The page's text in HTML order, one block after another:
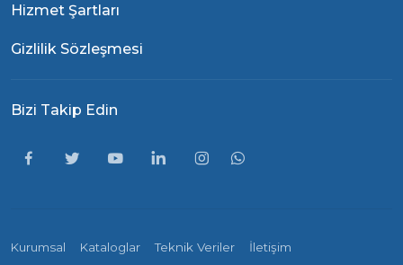
Hizmet Şartları
Gizlilik Sözleşmesi
Bizi Takip Edin
Kurumsal Kataloglar Teknik Veriler İletişim